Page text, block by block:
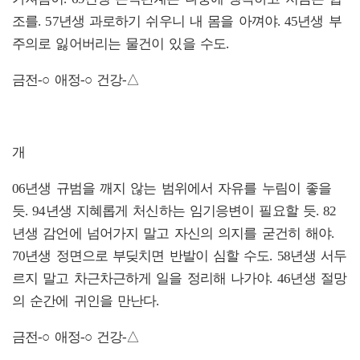
조를. 57년생 과로하기 쉬우니 내 몸을 아껴야. 45년생 부
주의로 잃어버리는 물건이 있을 수도.
금전-○ 애정-○ 건강-△
개
06년생 규범을 깨지 않는 범위에서 자유를 누림이 좋을
듯. 94년생 지혜롭게 처신하는 임기응변이 필요할 듯. 82
년생 감언에 넘어가지 말고 자신의 의지를 굳건히 해야.
70년생 정면으로 부딪치면 반발이 심할 수도. 58년생 서두
르지 말고 차근차근하게 일을 정리해 나가야. 46년생 절망
의 순간에 귀인을 만난다.
금전-○ 애정-○ 건강-△